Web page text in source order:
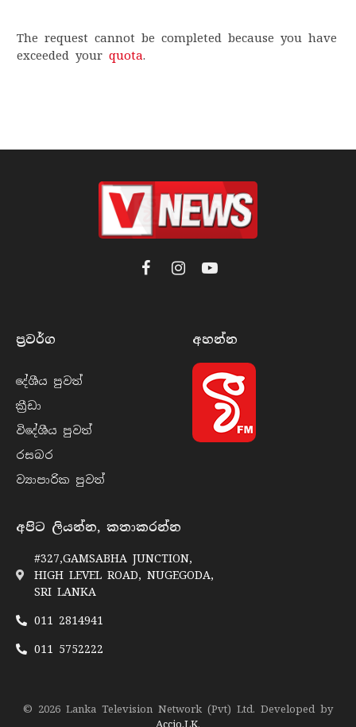
The request cannot be completed because you have
exceeded your quota.
FacebookInstagramYouTube
ප්‍රවර්​ග
දේශීය පුව​ත්
ක්‍රී​ඩා
විදේශීය පුව​ත්
රසබ​ර
ව්‍යාපාරික පුව​ත්
අහන්​න
අපිට ලියන්න, කතාකරන්න
#327,GAMSABHA JUNCTION,
HIGH LEVEL ROAD, NUGEGODA,
SRI LANKA
011 2814941
011 5752222
© 2026 Lanka Television Network (Pvt) Ltd. Developed by
Accio.LK.